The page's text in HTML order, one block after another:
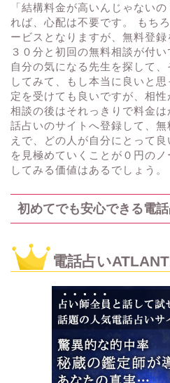
「結構料金が高いんじゃない
れば、心配は不要です。 もち
ービスとなりますが、無料登録
３０分と初回の無料相談が付
自分の気になる先生を探して
してみて、もし本当に良いと
定を受けても良いですが、相
相談の後はそれっきりで料金
話占いのサイトへ登録して、
えで、どの人が自分にとって
を見極めていくことが０円の
してみる価値はあるでしょう。
初めてでも安心できる電
電話占い